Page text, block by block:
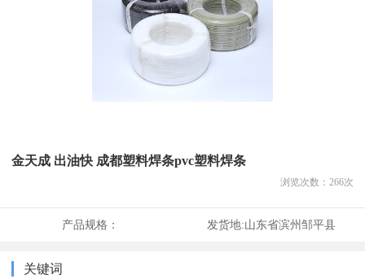
金天成 出油快 成都塑料焊条pvc塑料焊条
浏览次数： 266次
产品规格： 发货地:山东省滨州邹平县
关键词